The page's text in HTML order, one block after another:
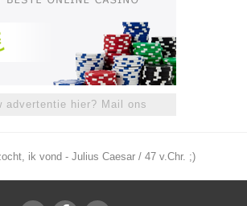
advertentie hier? Mail ons
ik vond - Julius Caesar / 47 v.Chr. ;)